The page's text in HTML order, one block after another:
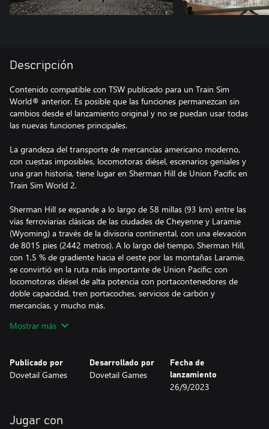
Descripción
Contenido compatible con TSW publicado para un Train Sim
World® anterior. Es posible que las funciones permanezcan sin
cambios desde el lanzamiento original y no se puedan usar todas
las nuevas funciones principales.
La grandeza del transporte de mercancías americano moderno,
con cuestas imposibles, locomotoras diésel, escenarios geniales y
una gran historia, tiene lugar en Sherman Hill de Union Pacific en
Train Sim World 2.
Sherman Hill se expande a lo largo de 58 millas (93 km) entre las
vías ferroviarias clásicas de las ciudades de Cheyenne y Laramie
(Wyoming) a través de la divisoria continental, con una elevación
de 8015 pies (2442 metros). A lo largo del tiempo, Sherman Hill,
con 1,5 % de gradiente hacia el oeste por las montañas Laramie,
se convirtió en la ruta más importante de Union Pacific; con
locomotoras diésel de alta potencia con portacontenedores de
doble capacidad, tren portacoches, servicios de carbón y
mercancías, y mucho más.
Suba a la moderna y potente locomotora eléctrica SD70ACe y la
Mostrar más
Publicado por
Dovetail Games
Desarrollado por
Dovetail Games
Fecha de
lanzamiento
26/9/2023
Jugar con